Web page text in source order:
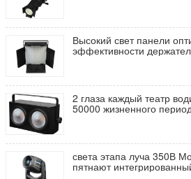
Высокий свет панели
эффективности
2 глаза каждый театр
50000 жизненного
света этапа луча 350В
пятнают